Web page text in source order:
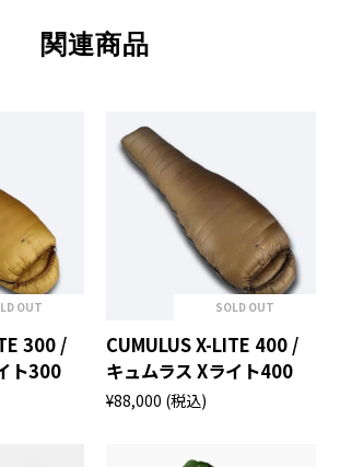
関連商品
OUT
300 /
ト300
SOLD OUT
CUMULUS X-LITE 400 /
キュムラス Xライト400
¥88,000 (税込)